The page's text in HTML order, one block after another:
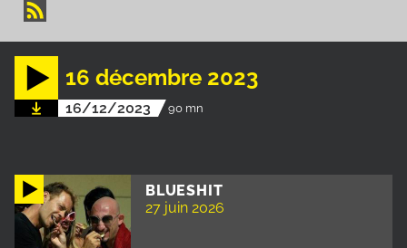
BLUESHIT
27 juin 2026
16 décembre 2023
16/12/2023 90 mn